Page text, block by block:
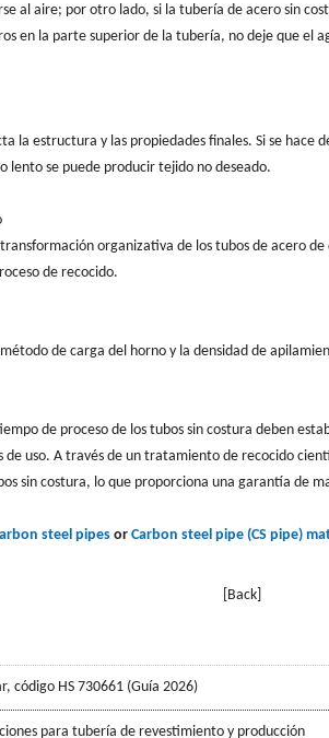
al aire; por otro lado, si la tubería de acero sin
en la parte superior de la tubería, no deje que el
la estructura y las propiedades finales. Si se hace
lento se puede producir tejido no deseado.
organizativa de los tubos de acero
de recocido.
de carga del horno y la densidad de
de proceso de los tubos sin costura deben
de uso. A través de un tratamiento de recocido
sin costura, lo que proporciona una garantía de
steel pipes or Carbon steel pipe (CS pipe)
[Back]
código HS 730661 (Guía 2026)
para tubería de revestimiento y producción